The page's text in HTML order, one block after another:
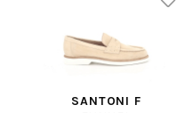
SANTONI F